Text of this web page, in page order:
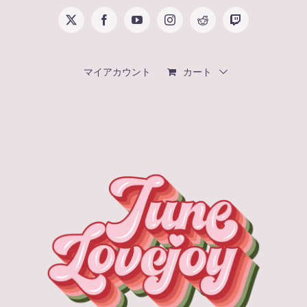
X FacebookYouTubeInstagramReddit Twitch
マイアカウント カート